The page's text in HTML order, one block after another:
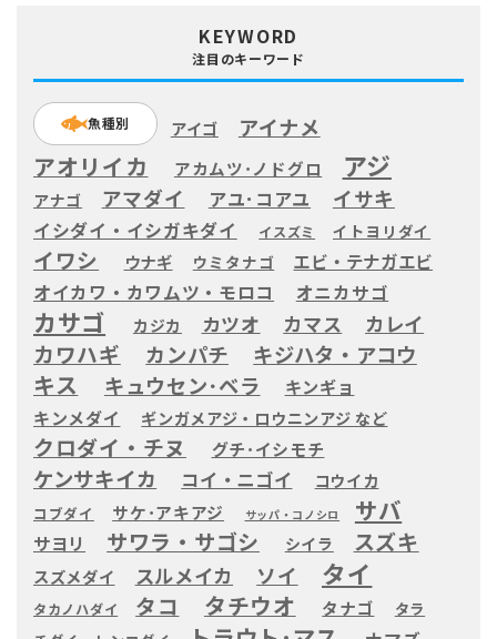
KEYWORD
注目のキーワード
魚種別 アイゴ アイナメ
アオリイカ アカムツ･ノドグロ アジ
アナゴ アマダイ アユ･コアユ イサキ
イシダイ・イシガキダイ イスズミ イトヨリダイ
イワシ ウナギ ウミタナゴ エビ・テナガエビ
オイカワ・カワムツ・モロコ オニカサゴ
カサゴ カジカ カツオ カマス カレイ
カワハギ カンパチ キジハタ・アコウ
キス キュウセン･ベラ キンギョ
キンメダイ ギンガメアジ・ロウニンアジ など
クロダイ・チヌ グチ･イシモチ
ケンサキイカ コイ・ニゴイ コウイカ
コブダイ サケ･アキアジ サッパ・コノシロ サバ
サヨリ サワラ・サゴシ シイラ スズキ
スズメダイ スルメイカ ソイ タイ
タカノハダイ タコ タチウオ タナゴ
タラ